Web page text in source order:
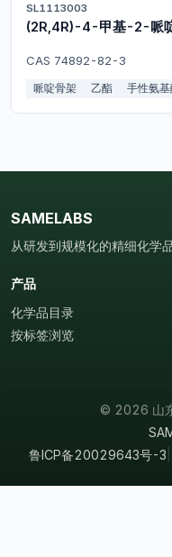
SL1113003
(2R,4R)-4-甲基-2-哌
CAS 74892-82-3
哌啶骨架 乙酯 手性氨
SAMELABS
从研发到规模化的精细化学
产品
化学品目录
按标签浏览
© 2026 山
鲁ICP备20029643号-3